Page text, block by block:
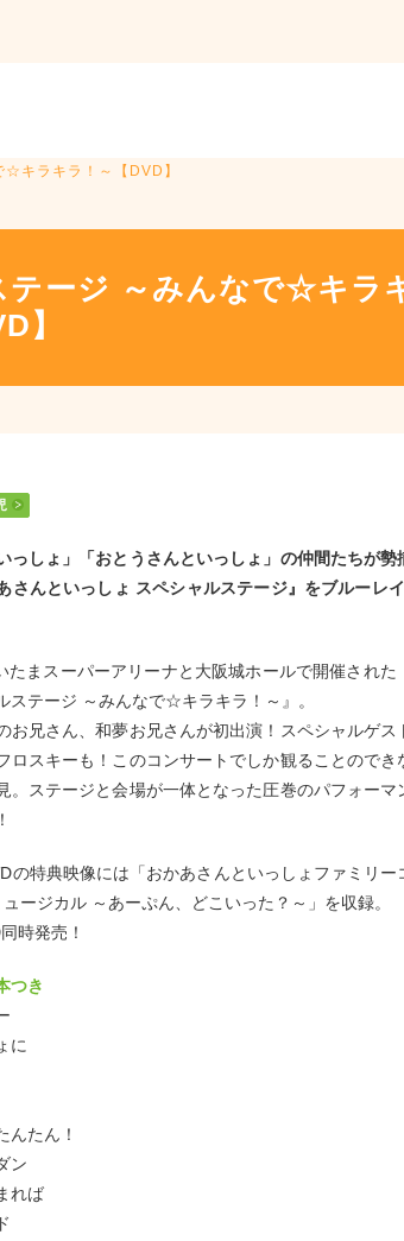
キラキラ！～【DVD】
ージ ～みんなで☆キラ
】
っしょ」「おとうさんといっしょ」の仲間たちが勢
さんといっしょ スペシャルステージ』をブルーレ
たまスーパーアリーナと大阪城ホールで開催された
ステージ ～みんなで☆キラキラ！～』。
お兄さん、和夢お兄さんが初出演！スペシャルゲス
ロスキーも！このコンサートでしか観ることのでき
。ステージと会場が一体となった圧巻のパフォーマ
の特典映像には「おかあさんといっしょファミリー
ージカル ～あーぷん、どこいった？～」を収録。
時発売！
つき
に
たん！
ン
れば